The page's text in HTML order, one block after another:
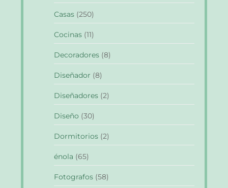
Casas (250)
Cocinas (11)
Decoradores (8)
Diseñador (8)
Diseñadores (2)
Diseño (30)
Dormitorios (2)
énola (65)
Fotografos (58)